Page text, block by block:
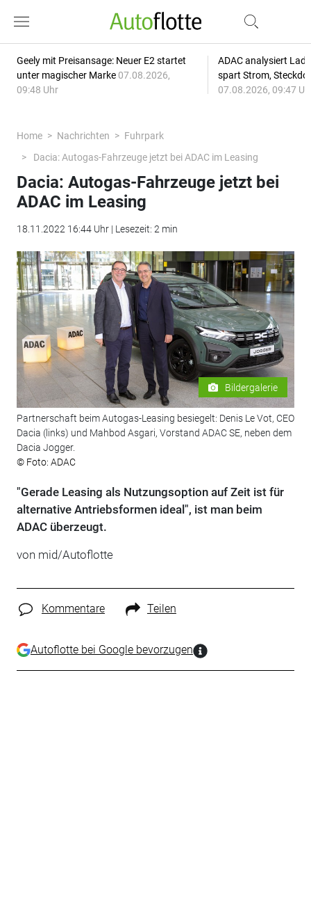
Geely mit Preisansage: Neuer E2 startet
unter magischer Marke 07.08.2026,
09:48 Uhr
ADAC analysiert
spart Strom,
07.08.2026, 09:47
Home Nachrichten
Fuhrpark
Dacia: Autogas-Fahrzeuge jetzt bei ADAC im Leasing
Dacia: Autogas-Fahrzeuge jetzt bei
ADAC im Leasing
18.11.2022 16:44 Uhr | Lesezeit: 2 min
Bildergalerie
Partnerschaft beim Autogas-Leasing besiegelt: Denis Le Vot, CEO
Dacia (links) und Mahbod Asgari, Vorstand ADAC SE, neben dem
Dacia Jogger.
© Foto: ADAC
"Gerade Leasing als Nutzungsoption auf Zeit ist für
alternative Antriebsformen ideal", ist man beim
ADAC überzeugt.
von mid/Autoflotte
Kommentare Teilen
Autoflotte bei Google bevorzugen